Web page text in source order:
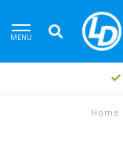
MENU
Home